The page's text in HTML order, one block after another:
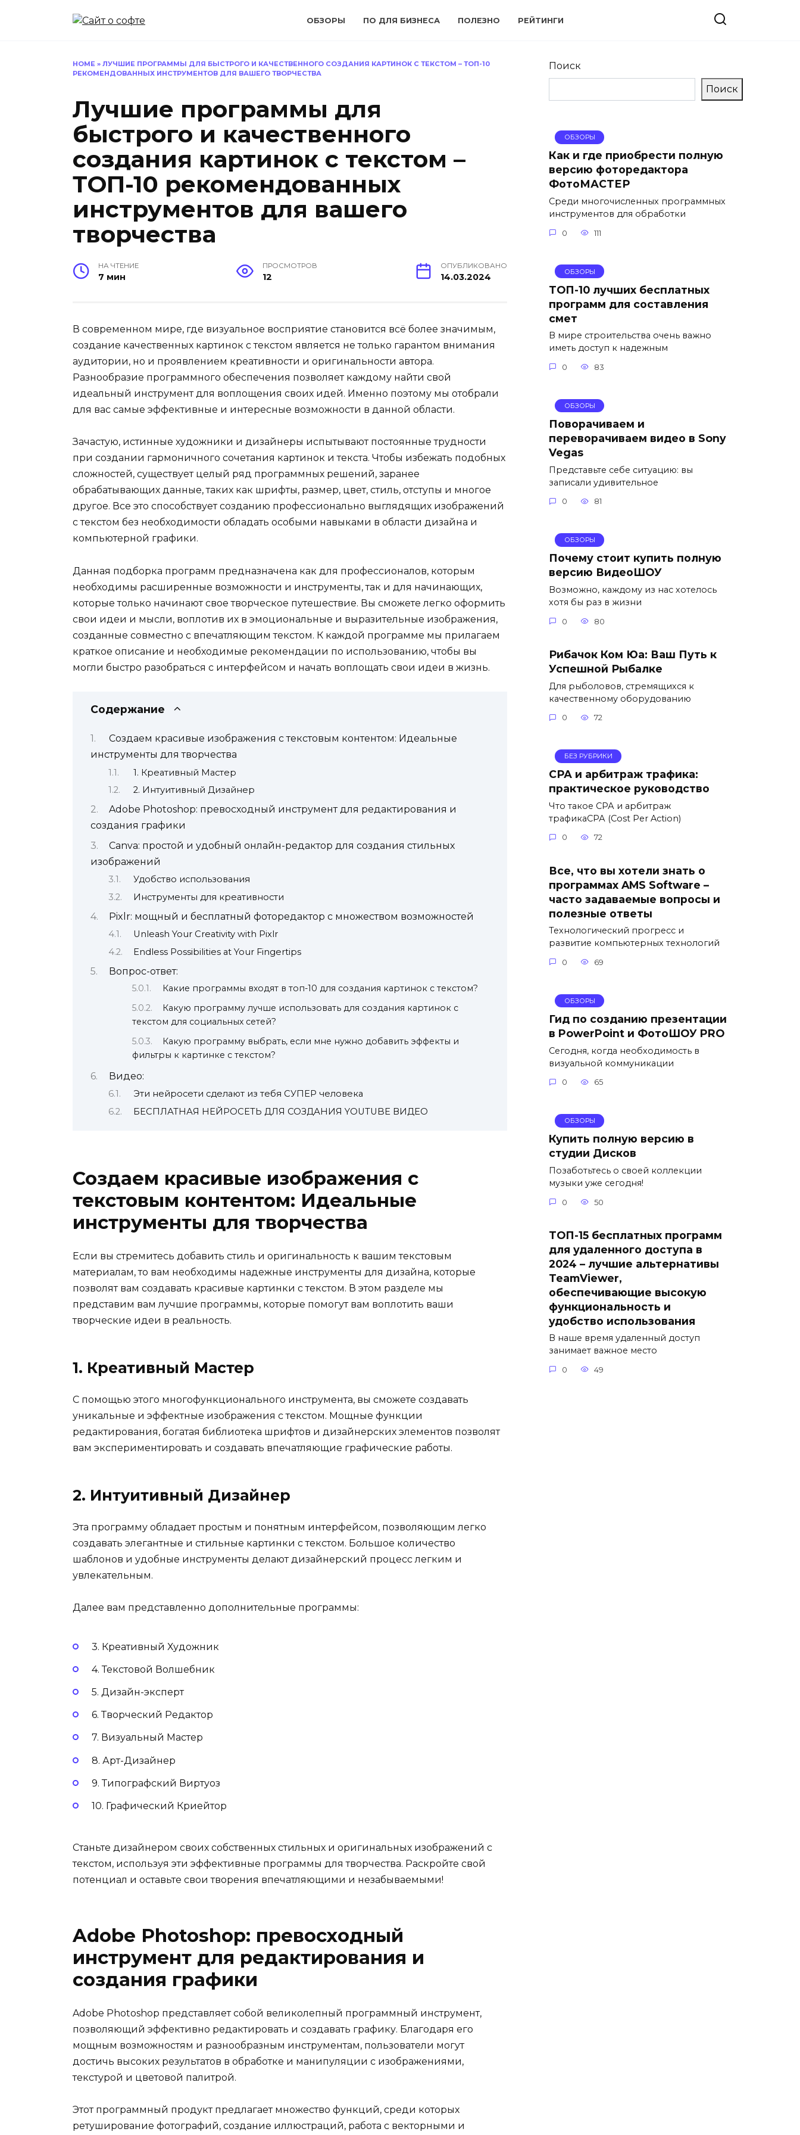
ОБЗОРЫ ПО ДЛЯ БИЗНЕСА ПОЛЕЗНО РЕЙТИНГИ
HOME » ЛУЧШИЕ ПРОГРАММЫ ДЛЯ БЫСТРОГО И КАЧЕСТВЕННОГО СОЗДАНИЯ КАРТИНОК С ТЕКСТОМ – ТОП-10
РЕКОМЕНДОВАННЫХ ИНСТРУМЕНТОВ ДЛЯ ВАШЕГО ТВОРЧЕСТВА
Лучшие программы для
быстрого и качественного
создания картинок с текстом –
ТОП-10 рекомендованных
инструментов для вашего
творчества
НА ЧТЕНИЕ
7 мин
ПРОСМОТРОВ
12
ОПУБЛИКОВАНО
14.03.2024
В современном мире, где визуальное восприятие становится всё более значимым,
создание качественных картинок с текстом является не только гарантом внимания
аудитории, но и проявлением креативности и оригинальности автора.
Разнообразие программного обеспечения позволяет каждому найти свой
идеальный инструмент для воплощения своих идей. Именно поэтому мы отобрали
для вас самые эффективные и интересные возможности в данной области.
Зачастую, истинные художники и дизайнеры испытывают постоянные трудности
при создании гармоничного сочетания картинок и текста. Чтобы избежать подобных
сложностей, существует целый ряд программных решений, заранее
обрабатывающих данные, таких как шрифты, размер, цвет, стиль, отступы и многое
другое. Все это способствует созданию профессионально выглядящих изображений
с текстом без необходимости обладать особыми навыками в области дизайна и
компьютерной графики.
Данная подборка программ предназначена как для профессионалов, которым
необходимы расширенные возможности и инструменты, так и для начинающих,
которые только начинают свое творческое путешествие. Вы сможете легко оформить
свои идеи и мысли, воплотив их в эмоциональные и выразительные изображения,
созданные совместно с впечатляющим текстом. К каждой программе мы прилагаем
краткое описание и необходимые рекомендации по использованию, чтобы вы
могли быстро разобраться с интерфейсом и начать воплощать свои идеи в жизнь.
Содержание
Создаем красивые изображения с текстовым контентом: Идеальные
инструменты для творчества
1. Креативный Мастер
2. Интуитивный Дизайнер
Adobe Photoshop: превосходный инструмент для редактирования и
создания графики
Canva: простой и удобный онлайн-редактор для создания стильных
изображений
Удобство использования
Инструменты для креативности
Pixlr: мощный и бесплатный фоторедактор с множеством возможностей
Unleash Your Creativity with Pixlr
Endless Possibilities at Your Fingertips
Вопрос-ответ:
Какие программы входят в топ-10 для создания картинок с текстом?
Какую программу лучше использовать для создания картинок с
текстом для социальных сетей?
Какую программу выбрать, если мне нужно добавить эффекты и
фильтры к картинке с текстом?
Видео:
Эти нейросети сделают из тебя СУПЕР человека
БЕСПЛАТНАЯ НЕЙРОСЕТЬ ДЛЯ СОЗДАНИЯ YOUTUBE ВИДЕО
Создаем красивые изображения с
текстовым контентом: Идеальные
инструменты для творчества
Если вы стремитесь добавить стиль и оригинальность к вашим текстовым
материалам, то вам необходимы надежные инструменты для дизайна, которые
позволят вам создавать красивые картинки с текстом. В этом разделе мы
представим вам лучшие программы, которые помогут вам воплотить ваши
творческие идеи в реальность.
1. Креативный Мастер
С помощью этого многофункционального инструмента, вы сможете создавать
уникальные и эффектные изображения с текстом. Мощные функции
редактирования, богатая библиотека шрифтов и дизайнерских элементов позволят
вам экспериментировать и создавать впечатляющие графические работы.
2. Интуитивный Дизайнер
Эта программу обладает простым и понятным интерфейсом, позволяющим легко
создавать элегантные и стильные картинки с текстом. Большое количество
шаблонов и удобные инструменты делают дизайнерский процесс легким и
увлекательным.
Далее вам представленно дополнительные программы:
3. Креативный Художник
4. Текстовой Волшебник
5. Дизайн-эксперт
6. Творческий Редактор
7. Визуальный Мастер
8. Арт-Дизайнер
9. Типографский Виртуоз
10. Графический Криейтор
Станьте дизайнером своих собственных стильных и оригинальных изображений с
текстом, используя эти эффективные программы для творчества. Раскройте свой
потенциал и оставьте свои творения впечатляющими и незабываемыми!
Adobe Photoshop: превосходный
инструмент для редактирования и
создания графики
Adobe Photoshop представляет собой великолепный программный инструмент,
позволяющий эффективно редактировать и создавать графику. Благодаря его
мощным возможностям и разнообразным инструментам, пользователи могут
достичь высоких результатов в обработке и манипуляции с изображениями,
текстурой и цветовой палитрой.
Этот программный продукт предлагает множество функций, среди которых
ретуширование фотографий, создание иллюстраций, работа с векторными и
Поиск
Поиск
ОБЗОРЫ
Как и где приобрести полную
версию фоторедактора
ФотоМАСТЕР
Среди многочисленных программных
инструментов для обработки
0 111
ОБЗОРЫ
ТОП-10 лучших бесплатных
программ для составления
смет
В мире строительства очень важно
иметь доступ к надежным
0 83
ОБЗОРЫ
Поворачиваем и
переворачиваем видео в Sony
Vegas
Представьте себе ситуацию: вы
записали удивительное
0 81
ОБЗОРЫ
Почему стоит купить полную
версию ВидеоШОУ
Возможно, каждому из нас хотелось
хотя бы раз в жизни
0 80
Рибачок Ком Юа: Ваш Путь к
Успешной Рыбалке
Для рыболовов, стремящихся к
качественному оборудованию
0 72
БЕЗ РУБРИКИ
СРА и арбитраж трафика:
практическое руководство
Что такое СРА и арбитраж
трафикаСРА (Cost Per Action)
0 72
Все, что вы хотели знать о
программах AMS Software –
часто задаваемые вопросы и
полезные ответы
Технологический прогресс и
развитие компьютерных технологий
0 69
ОБЗОРЫ
Гид по созданию презентации
в PowerPoint и ФотоШОУ PRO
Сегодня, когда необходимость в
визуальной коммуникации
0 65
ОБЗОРЫ
Купить полную версию в
студии Дисков
Позаботьтесь о своей коллекции
музыки уже сегодня!
0 50
ТОП-15 бесплатных программ
для удаленного доступа в
2024 – лучшие альтернативы
TeamViewer,
обеспечивающие высокую
функциональность и
удобство использования
В наше время удаленный доступ
занимает важное место
0 49